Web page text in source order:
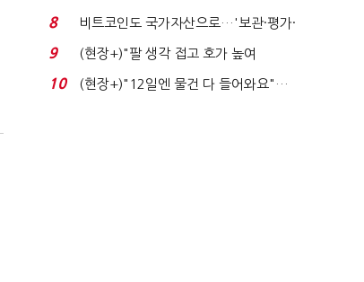
로봇·AI 등 논...
8
비트코인도 국가자산으로…'보관·평가·
처분' 기준은 ...
9
(현장+)"팔 생각 접고 호가 높여
요"…'덜 똘똘한 한 채' 20...
10
(현장+)"12일엔 물건 다 들어와요"…